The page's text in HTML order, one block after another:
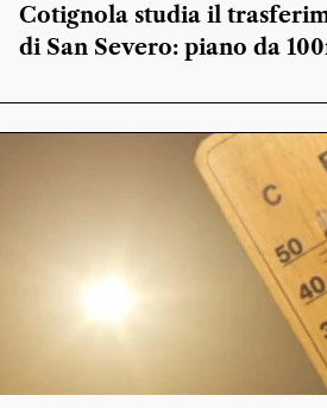
Cotignola studia il
di San Severo: piano da